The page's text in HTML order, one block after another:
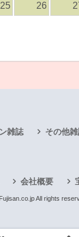
25 26
雑誌 その他
会社概要
All rights